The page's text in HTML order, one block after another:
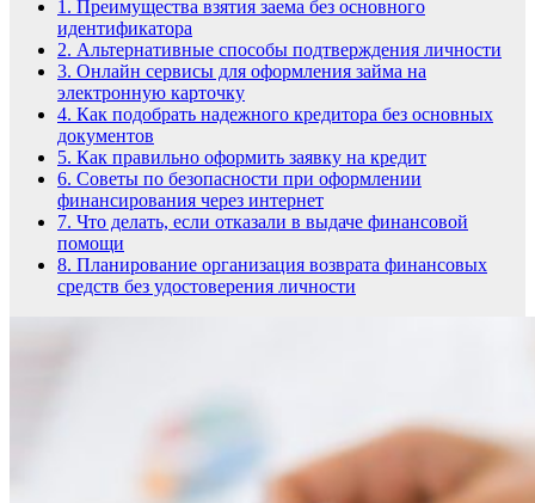
1. Преимущества взятия заема без основного
идентификатора
2. Альтернативные способы подтверждения личности
3. Онлайн сервисы для оформления займа на
электронную карточку
4. Как подобрать надежного кредитора без основных
документов
5. Как правильно оформить заявку на кредит
6. Советы по безопасности при оформлении
финансирования через интернет
7. Что делать, если отказали в выдаче финансовой
помощи
8. Планирование организация возврата финансовых
средств без удостоверения личности